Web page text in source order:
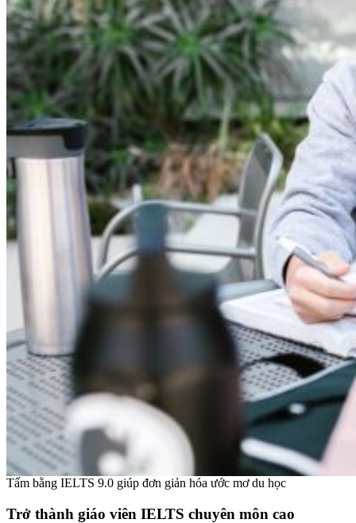
Tấm bằng IELTS 9.0 giúp đơn giản hóa ước mơ du học
Trở thành giáo viên IELTS chuyên môn cao